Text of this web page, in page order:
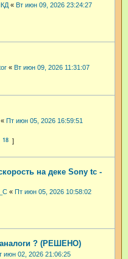
« Вт июн 09, 2026 23:24:27
« Вт июн 09, 2026 11:31:07
« Пт июн 05, 2026 16:59:51
18
на деке Sony tc -
« Пт июн 05, 2026 10:58:02
аналоги ? (РЕШЕНО)
июн 02, 2026 21:06:25